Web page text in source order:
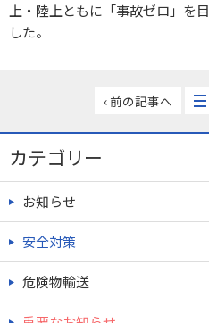
上・陸上ともに「事故ゼロ」を
した。
‹ 前の記事へ
カテゴリー
お知らせ
安全対策
危険物輸送